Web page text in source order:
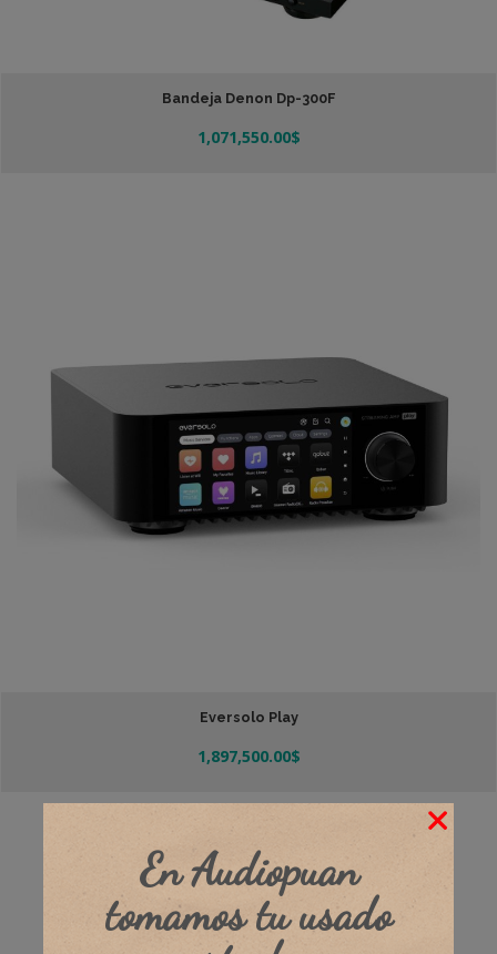
Bandeja Denon Dp-300F
1,071,550.00$
Añadir Al Carrito
Eversolo Play
1,897,500.00$
Añadir Al Carrito
En Audiopuan
tomamos tu usado